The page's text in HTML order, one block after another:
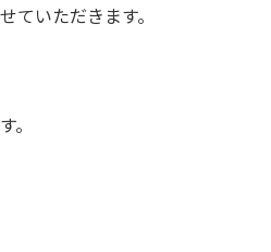
合は素直に耳を傾け、指示に従
ていただきます。
。